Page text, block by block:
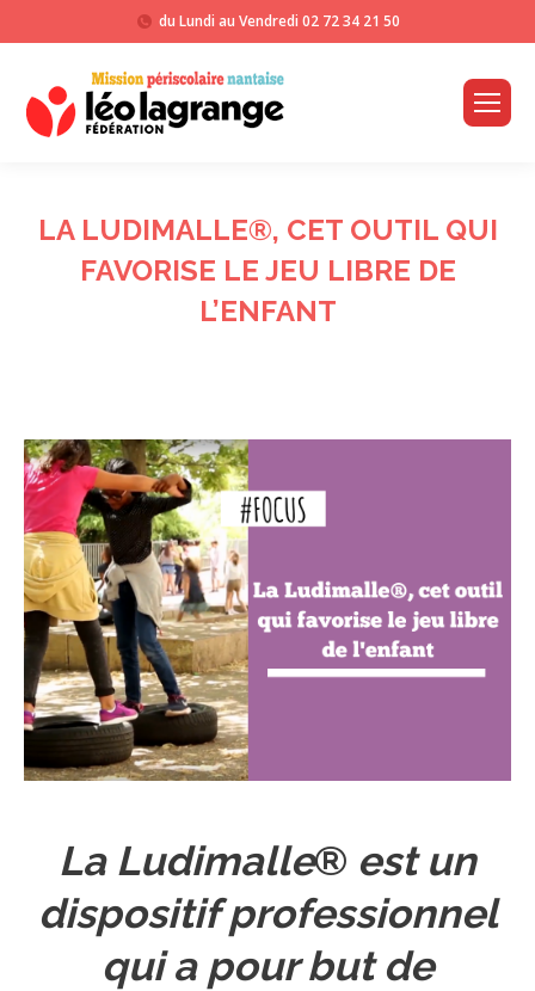
du Lundi au Vendredi 02 72 34 21 50
LA LUDIMALLE®, CET OUTIL QUI
FAVORISE LE JEU LIBRE DE
L’ENFANT
La Ludimalle® est un
dispositif professionnel
qui a pour but de